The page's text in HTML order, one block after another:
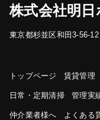
株式会社明日
東京都杉並区和田3-56-
トップページ 賃貸管理
日常・定期清掃 管理実
仲介業者様へ よくある